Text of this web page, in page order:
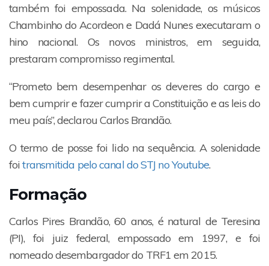
também foi empossada. Na solenidade, os músicos
Chambinho do Acordeon e Dadá Nunes executaram o
hino nacional. Os novos ministros, em seguida,
prestaram compromisso regimental.
“Prometo bem desempenhar os deveres do cargo e
bem cumprir e fazer cumprir a Constituição e as leis do
meu país”, declarou Carlos Brandão.
O termo de posse foi lido na sequência. A solenidade
foitransmitida pelo canal do STJ no Youtube.
Formação
Carlos Pires Brandão, 60 anos, é natural de Teresina
(PI), foi juiz federal, empossado em 1997, e foi
nomeado desembargador do TRF1 em 2015.